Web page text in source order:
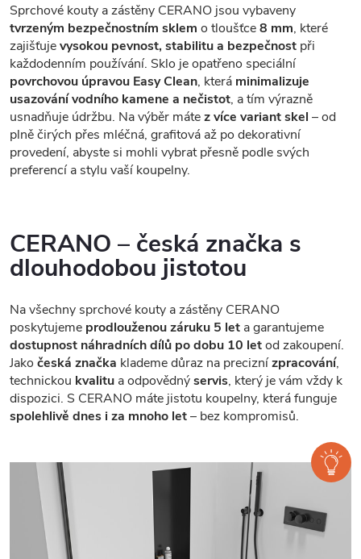
Sprchové kouty a zástěny CERANO jsou vybaveny
tvrzeným bezpečnostním sklem o tloušťce8 mm, které
zajišťujevysokou pevnost, stabilitu a bezpečnost při
každodenním používání. Sklo je opatřeno speciální
povrchovou úpravou Easy Clean, která minimalizuje
usazování vodního kamene a nečistot, a tím výrazně
usnadňuje údržbu. Na výběr mátez více variant skel – od
plně čirých přes mléčná, grafitová až po dekorativní
provedení, abyste si mohli vybrat přesně podle svých
preferencí a stylu vaší koupelny.
CERANO – česká značka s
dlouhodobou jistotou
Na všechny sprchové kouty a zástěny CERANO
poskytujeme prodlouženou záruku 5 let a garantujeme
dostupnost náhradních dílů po dobu 10 letod zakoupení.
Jako česká značka klademe důraz na preciznízpracování,
technickou kvalitu a odpovědnýservis, který je vám vždy k
dispozici. S CERANO máte jistotu koupelny, která funguje
spolehlivě dnes i za mnoho let– bez kompromisů.